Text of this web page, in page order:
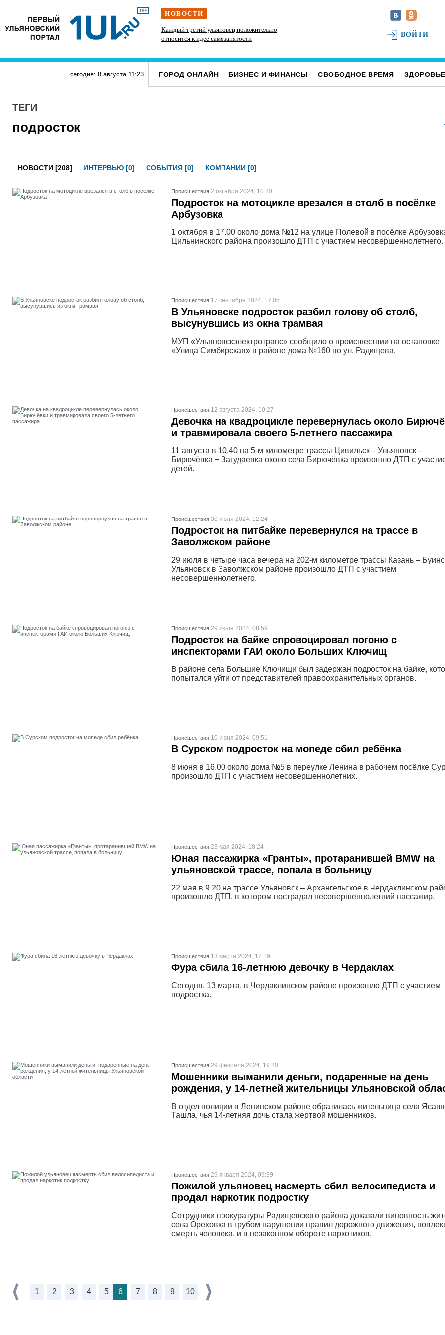
18+ НОВОСТИ
силачи В Госдуме предложили выдавать корм и лежанки
людям, забравшим животных из приюта
Каждый третий ульяновец положительно
относится к идее самозанятости
Наше наследие: история первых «небоскрёбов»
ВОЙТИ
сегодня: 8 августа 11:23 ГОРОД ОНЛАЙН БИЗНЕС И ФИНАНСЫ СВОБОДНОЕ ВРЕМЯ ЗДОРОВЬЕ
ТЕГИ
подросток
НОВОСТИ [208] ИНТЕРВЬЮ [0] СОБЫТИЯ [0] КОМПАНИИ [0]
Проиcшествия 2 октября 2024, 10:20
Подросток на мотоцикле врезался в столб в посёлке
Арбузовка
1 октября в 17.00 около дома №12 на улице Полевой в посёлке
Цильнинского района произошло ДТП с участием несовершеннолетнего.
Проиcшествия 17 сентября 2024, 17:05
В Ульяновске подросток разбил голову об столб,
высунувшись из окна трамвая
МУП «Ульяновскэлектротранс» сообщило о происшествии на остановке
«Улица Симбирская» в районе дома №160 по ул. Радищева.
Проиcшествия 12 августа 2024, 10:27
Девочка на квадроцикле перевернулась около
и травмировала своего 5-летнего пассажира
11 августа в 10.40 на 5-м километре трассы Цивильск – Ульяновск –
Бирючёвка − Загудаевка около села Бирючёвка произошло ДТП с
детей.
Проиcшествия 30 июля 2024, 12:24
Подросток на питбайке перевернулся на трассе в
Заволжском районе
29 июля в четыре часа вечера на 202-м километре трассы Казань –
Ульяновск в Заволжском районе произошло ДТП с участием
несовершеннолетнего.
Проиcшествия 29 июля 2024, 08:59
Подросток на байке спровоцировал погоню с
инспекторами ГАИ около Больших Ключищ
В районе села Большие Ключищи был задержан подросток на байке,
попытался уйти от представителей правоохранительных органов.
Проиcшествия 10 июня 2024, 09:51
В Сурском подросток на мопеде сбил ребёнка
8 июня в 16.00 около дома №5 в переулке Ленина в рабочем посёлке
произошло ДТП с участием несовершеннолетних.
Проиcшествия 23 мая 2024, 18:24
Юная пассажирка «Гранты», протаранившей BMW на
ульяновской трассе, попала в больницу
22 мая в 9.20 на трассе Ульяновск – Архангельское в Чердаклинском
произошло ДТП, в котором пострадал несовершеннолетний пассажир.
Проиcшествия 13 марта 2024, 17:19
Фура сбила 16-летнюю девочку в Чердаклах
Сегодня, 13 марта, в Чердаклинском районе произошло ДТП с участием
подростка.
Проиcшествия 29 февраля 2024, 19:20
Мошенники выманили деньги, подаренные на день
рождения, у 14-летней жительницы Ульяновской
В отдел полиции в Ленинском районе обратилась жительница села
Ташла, чья 14-летняя дочь стала жертвой мошенников.
Проиcшествия 29 января 2024, 09:39
Пожилой ульяновец насмерть сбил велосипедиста и
продал наркотик подростку
Сотрудники прокуратуры Радищевского района доказали виновность
села Ореховка в грубом нарушении правил дорожного движения,
смерть человека, и в незаконном обороте наркотиков.
1 2 3 4 5 6 7 8 9 10